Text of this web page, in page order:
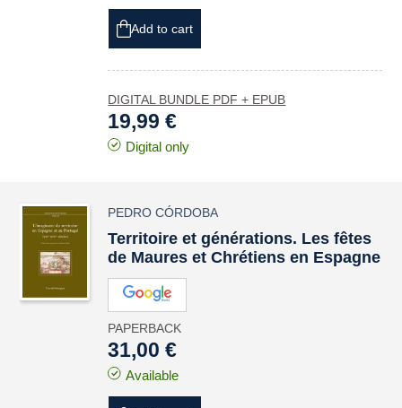
Add to cart
DIGITAL BUNDLE PDF + EPUB
19,99 €
Digital only
PEDRO CÓRDOBA
Territoire et générations. Les fêtes
de Maures et Chrétiens en Espagne
PAPERBACK
31,00 €
Available